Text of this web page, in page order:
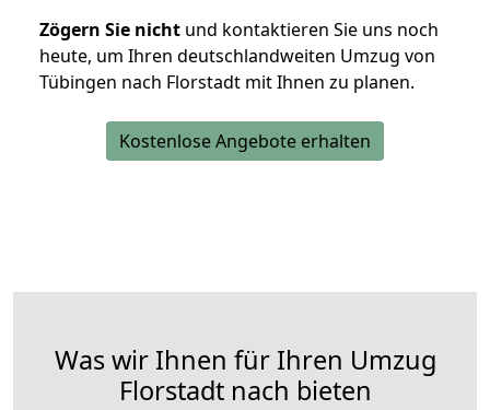
Zögern Sie nicht und kontaktieren Sie uns noch
heute, um Ihren deutschlandweiten Umzug von
Tübingen nach Florstadt mit Ihnen zu planen.
Kostenlose Angebote erhalten
Was wir Ihnen für Ihren Umzug
Florstadt nach bieten